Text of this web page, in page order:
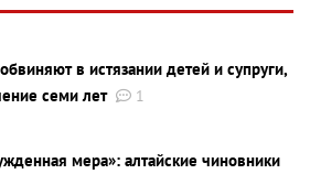
в истязании детей и супруги,
семи лет
1
мера»: алтайские чиновники